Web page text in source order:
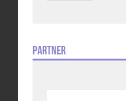
Partner